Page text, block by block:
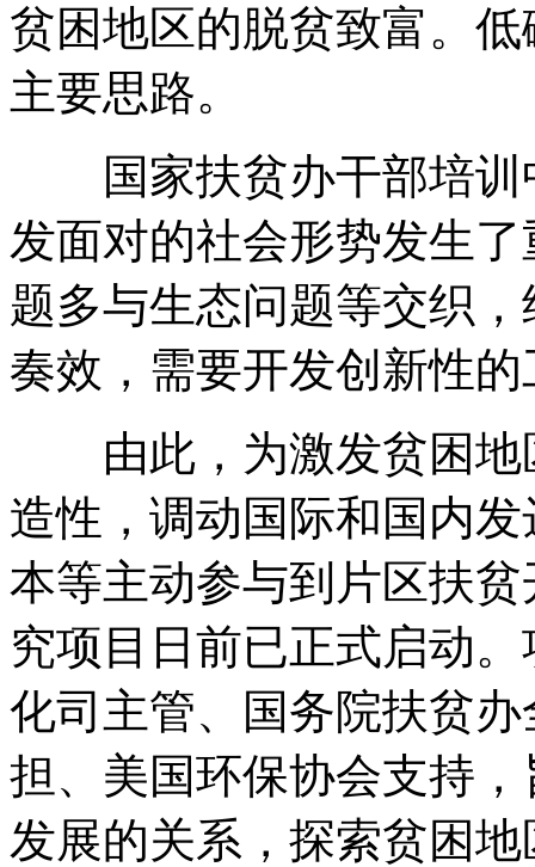
贫困地区的脱贫致富。
主要思路。
国家扶贫办干部培训
发面对的社会形势发生
题多与生态问题等交织
奏效，需要开发创新性
由此，为激发贫困地
造性，调动国际和国内
本等主动参与到片区扶
究项目日前已正式启动
化司主管、国务院扶贫
担、美国环保协会支持
发展的关系，探索贫困